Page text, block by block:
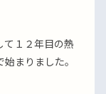
て１２年目の熱
まりました。